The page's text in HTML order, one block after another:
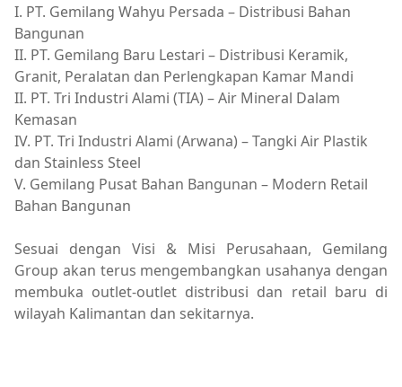
I. PT. Gemilang Wahyu Persada – Distribusi Bahan
Bangunan
II. PT. Gemilang Baru Lestari – Distribusi Keramik,
Granit, Peralatan dan Perlengkapan Kamar Mandi
II. PT. Tri Industri Alami (TIA) – Air Mineral Dalam
Kemasan
IV. PT. Tri Industri Alami (Arwana) – Tangki Air Plastik
dan Stainless Steel
V. Gemilang Pusat Bahan Bangunan – Modern Retail
Bahan Bangunan
Sesuai dengan Visi & Misi Perusahaan, Gemilang
Group akan terus mengembangkan usahanya dengan
membuka outlet-outlet distribusi dan retail baru di
wilayah Kalimantan dan sekitarnya.